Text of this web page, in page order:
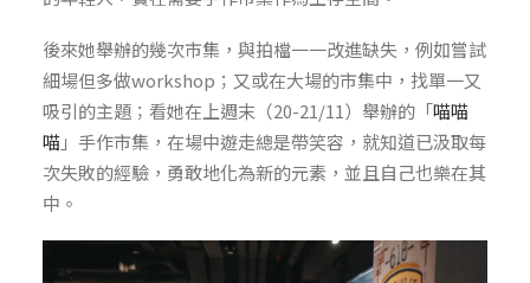
後來她舉辦的幾次市集，與拍檔一一改進缺失，例如嘗試
細場但多做workshop；又或在大場的市集中，找單一又
吸引的主題；看她在上週末（20-21/11）舉辦的「喵喵
喵」手作市集，在場中遊走總是帶笑容，就知道已汲取每
次失敗的經驗，勇敢地化為新的元素，並且自己也樂在其
中。